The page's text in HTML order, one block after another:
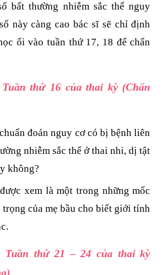
bất thường nhiễm sắc thể nguy
này càng cao bác sĩ sẽ chỉ định
ối vào tuần thứ 17, 18 để chẩn
thứ 16 của thai kỳ (Chẩn
đoán nguy cơ có bị bệnh liên
nhiễm sắc thể ở thai nhi, dị tật
không?
xem là một trong những mốc
trọng của mẹ bầu cho biết giới tính
thứ 21 – 24 của thai kỳ